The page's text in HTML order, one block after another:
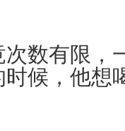
数有限，
候，他想